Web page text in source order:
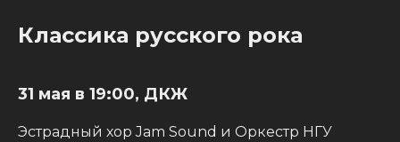
Классика русского рока
31 мая в 19:00, ДКЖ
Эстрадный хор Jam Sound и Оркестр НГУ